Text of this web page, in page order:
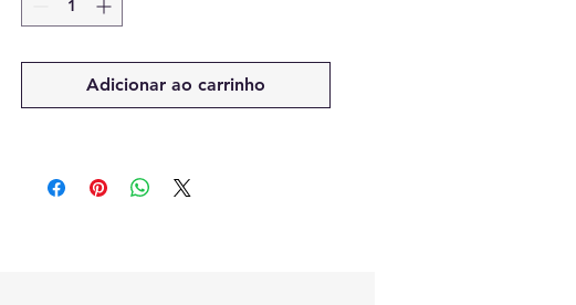
Adicionar ao carrinho